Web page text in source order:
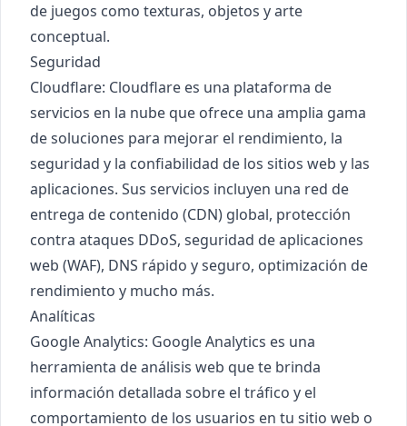
de juegos como texturas, objetos y arte
conceptual.
Seguridad
Cloudflare: Cloudflare es una plataforma de
servicios en la nube que ofrece una amplia gama
de soluciones para mejorar el rendimiento, la
seguridad y la confiabilidad de los sitios web y las
aplicaciones. Sus servicios incluyen una red de
entrega de contenido (CDN) global, protección
contra ataques DDoS, seguridad de aplicaciones
web (WAF), DNS rápido y seguro, optimización de
rendimiento y mucho más.
Analíticas
Google Analytics: Google Analytics es una
herramienta de análisis web que te brinda
información detallada sobre el tráfico y el
comportamiento de los usuarios en tu sitio web o